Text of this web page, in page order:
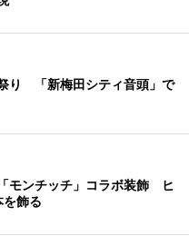
り 「新梅田シティ音頭」で
モンチッチ」コラボ装飾 ヒ
飾る